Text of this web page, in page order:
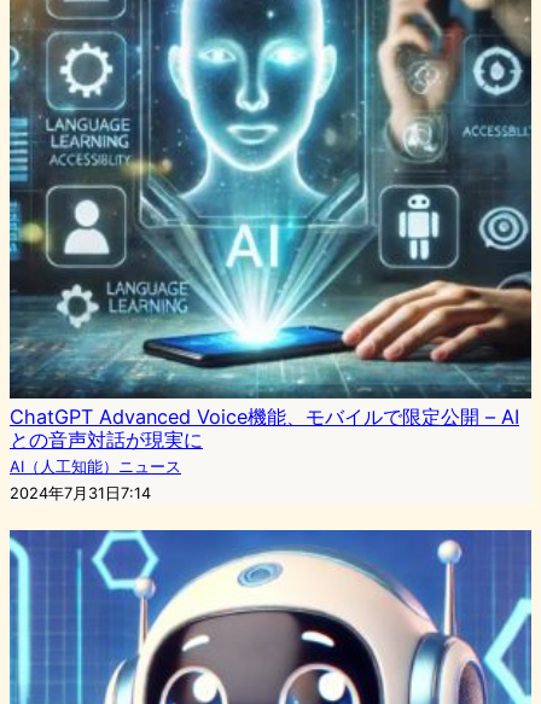
ChatGPT Advanced Voice機能、モバイルで限定公開 – AI
との音声対話が現実に
AI（人工知能）ニュース
2024年7月31日7:14